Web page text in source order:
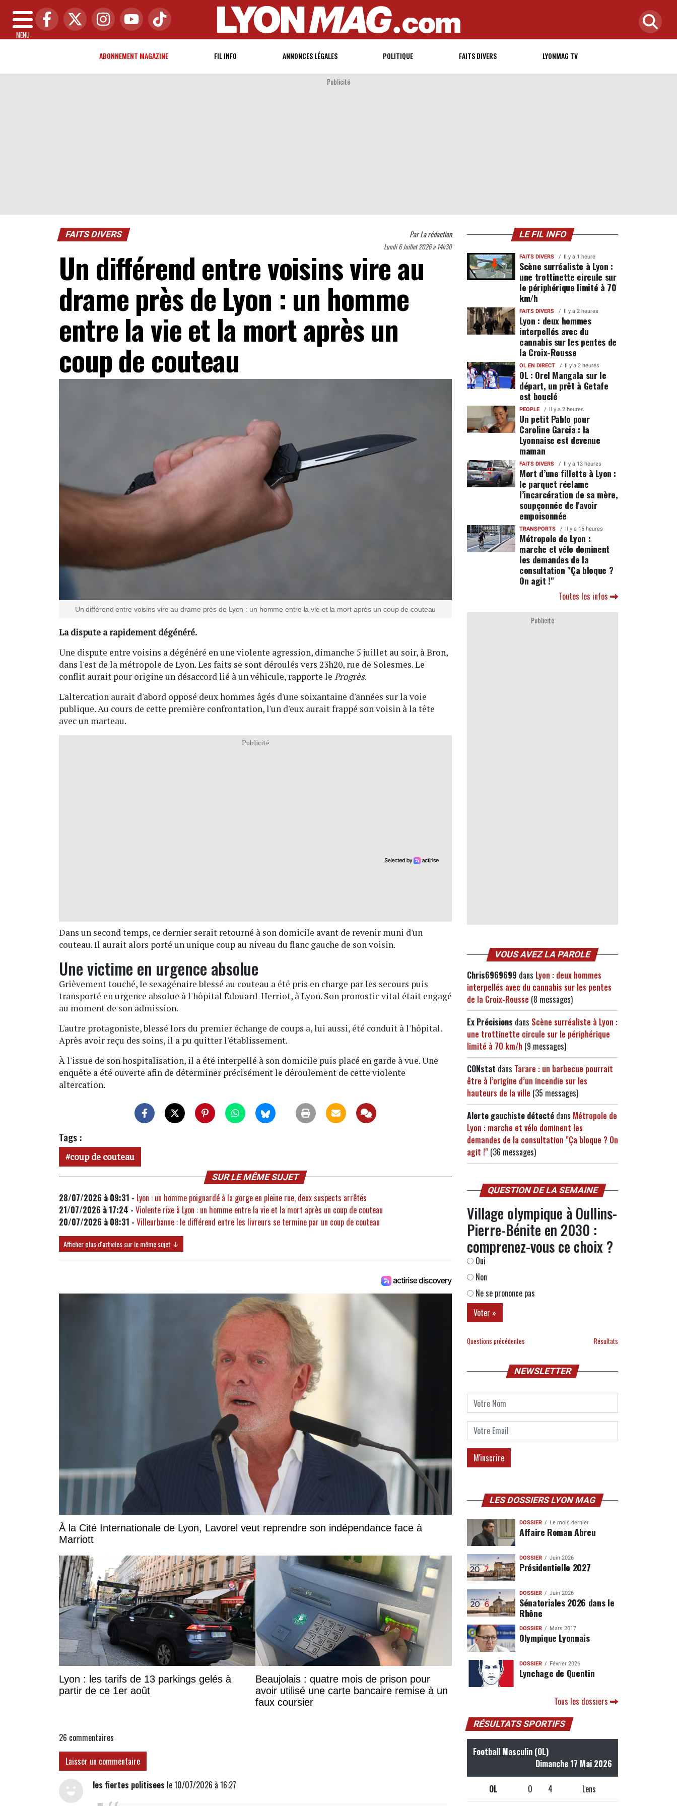
MENU
ABONNEMENT MAGAZINE FIL INFO ANNONCES LÉGALES POLITIQUE FAITS DIVERS LYONMAG TV
Publicité
FAITS DIVERS ParLa rédaction
Lundi 6 Juillet 2026 à 14h30
Un différend entre voisins vire au
drame près de Lyon : un homme
entre la vie et la mort après un
coup de couteau
Un différend entre voisins vire au drame près de Lyon : un homme entre la vie et la mort après un coup de couteau
La dispute a rapidement dégénéré.
Une dispute entre voisins a dégénéré en une violente agression, dimanche 5 juillet au soir, à Bron,
dans l'est de la métropole de Lyon. Les faits se sont déroulés vers 23h20, rue de Solesmes. Le
conflit aurait pour origine un désaccord lié à un véhicule, rapporte le Progrès.
L'altercation aurait d'abord opposé deux hommes âgés d'une soixantaine d'années sur la voie
publique. Au cours de cette première confrontation, l'un d'eux aurait frappé son voisin à la tête
avec un marteau.
Publicité
Dans un second temps, ce dernier serait retourné à son domicile avant de revenir muni d'un
couteau. Il aurait alors porté un unique coup au niveau du flanc gauche de son voisin.
Une victime en urgence absolue
Grièvement touché, le sexagénaire blessé au couteau a été pris en charge par les secours puis
transporté en urgence absolue à l'hôpital Édouard-Herriot, à Lyon. Son pronostic vital était engagé
au moment de son admission.
L'autre protagoniste, blessé lors du premier échange de coups a, lui aussi, été conduit à l'hôpital.
Après avoir reçu des soins, il a pu quitter l'établissement.
À l'issue de son hospitalisation, il a été interpellé à son domicile puis placé en garde à vue. Une
enquête a été ouverte afin de déterminer précisément le déroulement de cette violente
altercation.
Tags :
coup de couteau
SUR LE MÊME SUJET
28/07/2026 à 09:31 - Lyon : un homme poignardé à la gorge en pleine rue, deux suspects arrêtés
21/07/2026 à 17:24 - Violente rixe à Lyon : un homme entre la vie et la mort après un coup de couteau
20/07/2026 à 08:31 - Villeurbanne : le différend entre les livreurs se termine par un coup de couteau
Afficher plus d'articles sur le même sujet ↓
À la Cité Internationale de Lyon, Lavorel veut reprendre son indépendance face à
Marriott
Lyon : les tarifs de 13 parkings gelés à
partir de ce 1er août
Beaujolais : quatre mois de prison pour
avoir utilisé une carte bancaire remise à un
faux coursier
26 commentaires
Laisser un commentaire
les fiertes politisees le 10/07/2026 à 16:27
LE FIL INFO
FAITS DIVERS Il y a 1 heure
Scène surréaliste à Lyon :
une trottinette circule sur
le périphérique limité à 70
km/h
FAITS DIVERS Il y a 2 heures
Lyon : deux hommes
interpellés avec du
cannabis sur les pentes de
la Croix-Rousse
OL EN DIRECT Il y a 2 heures
OL : Orel Mangala sur le
départ, un prêt à Getafe
est bouclé
PEOPLE Il y a 2 heures
Un petit Pablo pour
Caroline Garcia : la
Lyonnaise est devenue
maman
FAITS DIVERS Il y a 13 heures
Mort d’une fillette à Lyon :
le parquet réclame
l’incarcération de sa mère,
soupçonnée de l'avoir
empoisonnée
TRANSPORTS Il y a 15 heures
Métropole de Lyon :
marche et vélo dominent
les demandes de la
consultation "Ça bloque ?
On agit !"
Toutes les infos
Publicité
VOUS AVEZ LA PAROLE
Chris6969699 dans Lyon : deux hommes
interpellés avec du cannabis sur les pentes
de la Croix-Rousse (8 messages)
Ex Précisions dans Scène surréaliste à Lyon :
une trottinette circule sur le périphérique
limité à 70 km/h (9 messages)
CONstat dans Tarare : un barbecue pourrait
être à l’origine d’un incendie sur les
hauteurs de la ville (35 messages)
Alerte gauchiste détecté dans Métropole de
Lyon : marche et vélo dominent les
demandes de la consultation "Ça bloque ? On
agit !" (36 messages)
QUESTION DE LA SEMAINE
Village olympique à Oullins-
Pierre-Bénite en 2030 :
comprenez-vous ce choix ?
Oui
Non
Ne se prononce pas
Questions précédentes Résultats
NEWSLETTER
LES DOSSIERS LYON MAG
DOSSIER Le mois dernier
Affaire Roman Abreu
DOSSIER Juin 2026
Présidentielle 2027
DOSSIER Juin 2026
Sénatoriales 2026 dans le
Rhône
DOSSIER Mars 2017
Olympique Lyonnais
DOSSIER Février 2026
Lynchage de Quentin
Tous les dossiers
RÉSULTATS SPORTIFS
Football Masculin (OL)
Dimanche 17 Mai 2026
OL 0 4 Lens